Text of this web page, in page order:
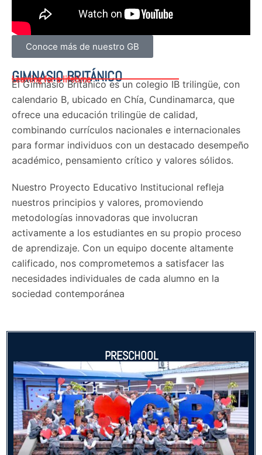
Conoce más de nuestro GB
GIMNASIO BRITÁNICO
Learning for a lifetime
El Gimnasio Británico es un colegio IB trilingüe, con
calendario B, ubicado en Chía, Cundinamarca, que
ofrece una educación trilingüe de calidad,
combinando currículos nacionales e internacionales
para formar individuos con un destacado desempeño
académico, pensamiento crítico y valores sólidos.
Nuestro Proyecto Educativo Institucional refleja
nuestros principios y valores, promoviendo
metodologías innovadoras que involucran
activamente a los estudiantes en su propio proceso
de aprendizaje. Con un equipo docente altamente
calificado, nos comprometemos a satisfacer las
necesidades individuales de cada alumno en la
sociedad contemporánea
PRESCHOOL